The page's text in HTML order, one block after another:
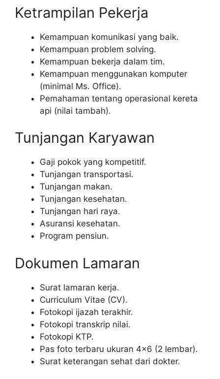
Ketrampilan Pekerja
Kemampuan komunikasi yang baik.
Kemampuan problem solving.
Kemampuan bekerja dalam tim.
Kemampuan menggunakan komputer
(minimal Ms. Office).
Pemahaman tentang operasional kereta
api (nilai tambah).
Tunjangan Karyawan
Gaji pokok yang kompetitif.
Tunjangan transportasi.
Tunjangan makan.
Tunjangan kesehatan.
Tunjangan hari raya.
Asuransi kesehatan.
Program pensiun.
Dokumen Lamaran
Surat lamaran kerja.
Curriculum Vitae (CV).
Fotokopi ijazah terakhir.
Fotokopi transkrip nilai.
Fotokopi KTP.
Pas foto terbaru ukuran 4×6 (2 lembar).
Surat keterangan sehat dari dokter.